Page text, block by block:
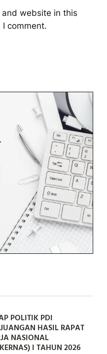
and website in this
comment.
POLITIK PDI
HASIL RAPAT
NASIONAL
I TAHUN 2026